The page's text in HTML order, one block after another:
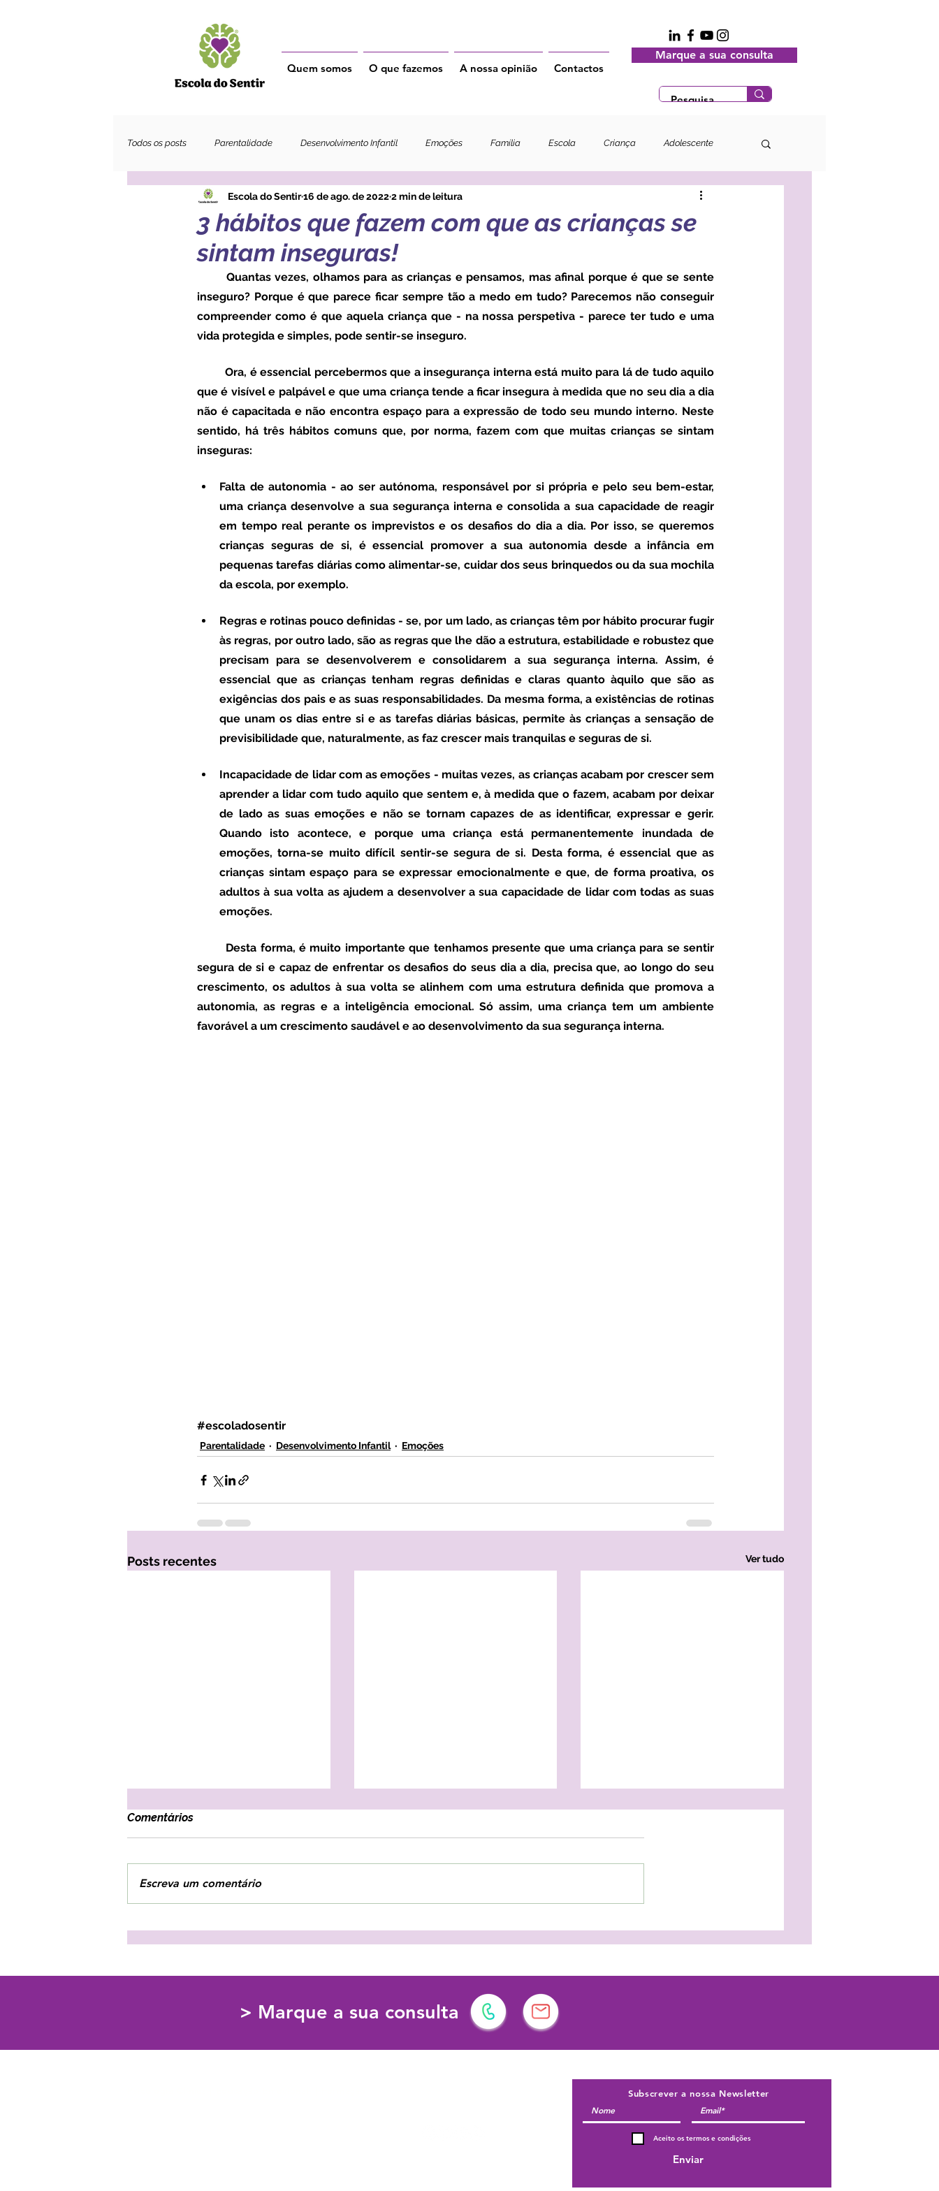
Quem somos O que fazemos A nossa opinião Contactos
Marque a sua consulta
Todos os posts Parentalidade Desenvolvimento Infantil Emoções Família Escola Criança Adolescente
3 hábitos que fazem com que as crianças se
sintam inseguras!
Escola do Sentir16 de ago. de 20222 min de leitura
inseguro? Porque é que parece ficar sempre tão a medo em tudo? Parecemos não conseguir
compreender como é que aquela criança que - na nossa perspetiva - parece ter tudo e uma
vida protegida e simples, pode sentir-se inseguro.
	Ora, é essencial percebermos que a insegurança interna está muito para lá de tudo aquilo
que é visível e palpável e que uma criança tende a ficar insegura à medida que no seu dia a dia
não é capacitada e não encontra espaço para a expressão de todo seu mundo interno. Neste
sentido, há três hábitos comuns que, por norma, fazem com que muitas crianças se sintam
inseguras:
Falta de autonomia - ao ser autónoma, responsável por si própria e pelo seu bem-estar,
uma criança desenvolve a sua segurança interna e consolida a sua capacidade de reagir
em tempo real perante os imprevistos e os desafios do dia a dia. Por isso, se queremos
crianças seguras de si, é essencial promover a sua autonomia desde a infância em
pequenas tarefas diárias como alimentar-se, cuidar dos seus brinquedos ou da sua mochila
da escola, por exemplo.
Regras e rotinas pouco definidas - se, por um lado, as crianças têm por hábito procurar fugir
às regras, por outro lado, são as regras que lhe dão a estrutura, estabilidade e robustez que
precisam para se desenvolverem e consolidarem a sua segurança interna. Assim, é
essencial que as crianças tenham regras definidas e claras quanto àquilo que são as
exigências dos pais e as suas responsabilidades. Da mesma forma, a existências de rotinas
que unam os dias entre si e as tarefas diárias básicas, permite às crianças a sensação de
previsibilidade que, naturalmente, as faz crescer mais tranquilas e seguras de si.
Incapacidade de lidar com as emoções - muitas vezes, as crianças acabam por crescer sem
aprender a lidar com tudo aquilo que sentem e, à medida que o fazem, acabam por deixar
de lado as suas emoções e não se tornam capazes de as identificar, expressar e gerir.
Quando isto acontece, e porque uma criança está permanentemente inundada de
emoções, torna-se muito difícil sentir-se segura de si. Desta forma, é essencial que as
crianças sintam espaço para se expressar emocionalmente e que, de forma proativa, os
adultos à sua volta as ajudem a desenvolver a sua capacidade de lidar com todas as suas
emoções.
segura de si e capaz de enfrentar os desafios do seus dia a dia, precisa que, ao longo do seu
crescimento, os adultos à sua volta se alinhem com uma estrutura definida que promova a
autonomia, as regras e a inteligência emocional. Só assim, uma criança tem um ambiente
favorável a um crescimento saudável e ao desenvolvimento da sua segurança interna.
#escoladosentir
Parentalidade Desenvolvimento Infantil Emoções
Posts recentes Ver tudo
o vazio interior!
significados!
demasia trava o seu
Comentários
Escreva um comentário
> Marque a sua consulta
Subscrever a nossa Newsletter
Aceito os termos e condições
Enviar